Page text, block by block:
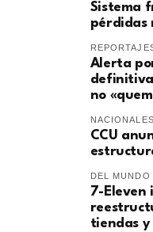
Sistema
pérdidas
Alerta
definitiva
no
NACIONALES
CCU
DEL MUNDO
7-Eleven
tiendas y